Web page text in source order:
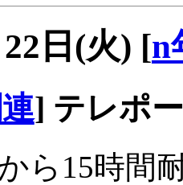
日(火) [n
] テレポ
ら15時間